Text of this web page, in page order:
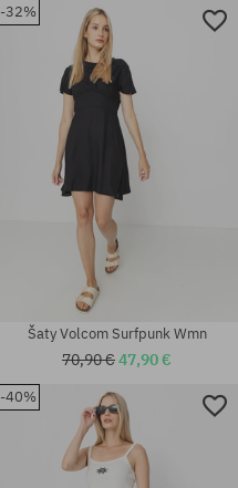
Dostupné veľkosti:
-32%
Šaty Volcom Surfpunk Wmn
70,90 €47,90 €
-40%